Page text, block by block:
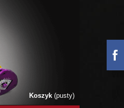
Koszyk (pusty)